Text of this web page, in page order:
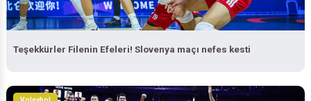
Teşekkürler Filenin Efeleri! Slovenya maçı nefes kesti